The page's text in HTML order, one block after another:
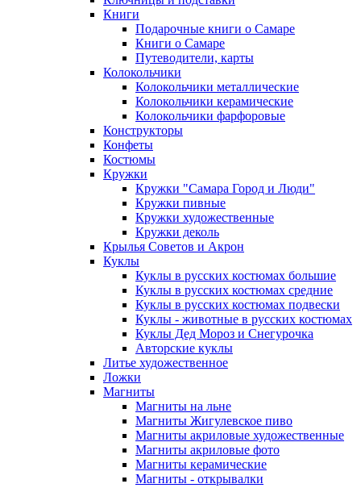
Книги
Подарочные книги о Самаре
Книги о Самаре
Путеводители, карты
Колокольчики
Колокольчики металлические
Колокольчики керамические
Колокольчики фарфоровые
Конструкторы
Конфеты
Костюмы
Кружки
Кружки "Самара Город и Люди"
Кружки пивные
Кружки художественные
Кружки деколь
Крылья Советов и Акрон
Куклы
Куклы в русских костюмах большие
Куклы в русских костюмах средние
Куклы в русских костюмах подвески
Куклы - животные в русских костюмах
Куклы Дед Мороз и Снегурочка
Авторские куклы
Литье художественное
Ложки
Магниты
Магниты на льне
Магниты Жигулевское пиво
Магниты акриловые художественные
Магниты акриловые фото
Магниты керамические
Магниты - открывалки